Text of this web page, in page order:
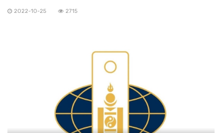
2022-10-25 2715